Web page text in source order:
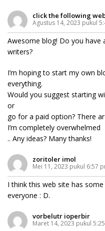
click the following
Agustus 14, 2023 pukul
Awesome blog! Do you have
writers?
I’m hoping to start my own
everything.
Would you suggest starting
or
go for a paid option? There
I’m completely overwhelmed
.. Any ideas? Many thanks!
zoritoler imol
Mei 11, 2023 pukul 6:57
I think this web site has
everyone : D.
vorbelutr ioperbir
Maret 14, 2023 pukul